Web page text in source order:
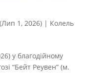
1, 2026)| Колель
у благодійному
“Бейт Реувен” (м.